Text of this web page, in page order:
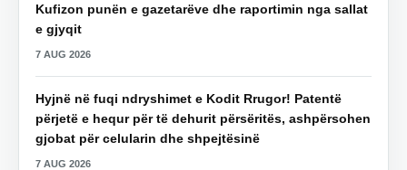
Kufizon punën e gazetarëve dhe raportimin nga sallat
e gjyqit
7 AUG 2026
Hyjnë në fuqi ndryshimet e Kodit Rrugor! Patentë
përjetë e hequr për të dehurit përsëritës, ashpërsohen
gjobat për celularin dhe shpejtësinë
7 AUG 2026